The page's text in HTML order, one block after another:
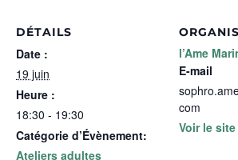
DÉTAILS
Date :
19 juin
Heure :
18:30 - 19:30
Catégorie d’Évènement:
Ateliers adultes
l’Ame
E-mail
com
Voir le